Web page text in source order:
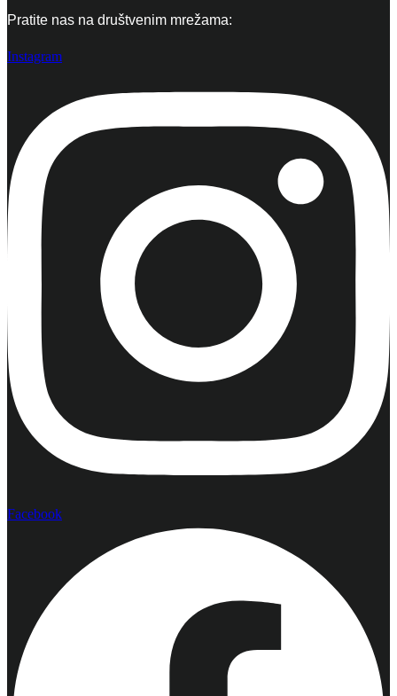
Pratite nas na društvenim mrežama:
Instagram
Facebook